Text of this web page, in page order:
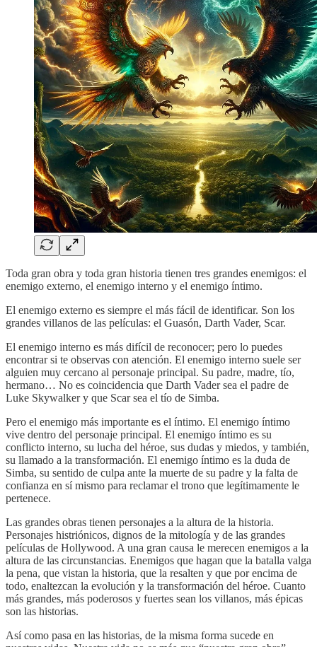
Toda gran obra y toda gran historia tienen tres grandes enemigos: el
enemigo externo, el enemigo interno y el enemigo íntimo.
El enemigo externo es siempre el más fácil de identificar. Son los
grandes villanos de las películas: el Guasón, Darth Vader, Scar.
El enemigo interno es más difícil de reconocer; pero lo puedes
encontrar si te observas con atención. El enemigo interno suele ser
alguien muy cercano al personaje principal. Su padre, madre, tío,
hermano… No es coincidencia que Darth Vader sea el padre de
Luke Skywalker y que Scar sea el tío de Simba.
Pero el enemigo más importante es el íntimo. El enemigo íntimo
vive dentro del personaje principal. El enemigo íntimo es su
conflicto interno, su lucha del héroe, sus dudas y miedos, y también,
su llamado a la transformación. El enemigo íntimo es la duda de
Simba, su sentido de culpa ante la muerte de su padre y la falta de
confianza en sí mismo para reclamar el trono que legítimamente le
pertenece.
Las grandes obras tienen personajes a la altura de la historia.
Personajes histriónicos, dignos de la mitología y de las grandes
películas de Hollywood. A una gran causa le merecen enemigos a la
altura de las circunstancias. Enemigos que hagan que la batalla valga
la pena, que vistan la historia, que la resalten y que por encima de
todo, enaltezcan la evolución y la transformación del héroe. Cuanto
más grandes, más poderosos y fuertes sean los villanos, más épicas
son las historias.
Así como pasa en las historias, de la misma forma sucede en